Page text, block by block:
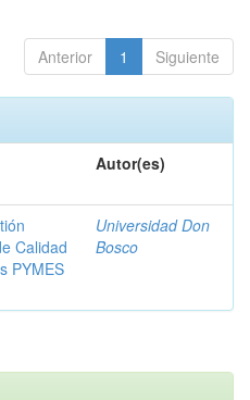
Anterior 1 Siguiente
Autor(es)
Calidad
PYMES
Universidad Don
Bosco